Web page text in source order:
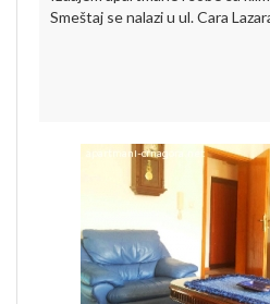
Smeštaj se nalazi u ul. Cara